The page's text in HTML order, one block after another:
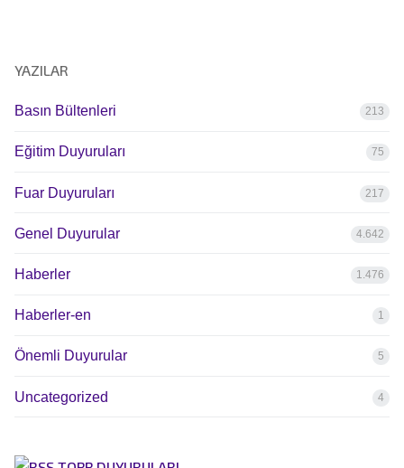
YAZILAR
Basın Bültenleri 213
Eğitim Duyuruları 75
Fuar Duyuruları 217
Genel Duyurular 4.642
Haberler 1.476
Haberler-en 1
Önemli Duyurular 5
Uncategorized 4